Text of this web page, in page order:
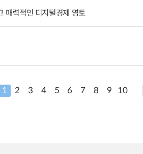
매력적인 디지털경제 영토
1 2 3 4 5 6 7 8 9 10